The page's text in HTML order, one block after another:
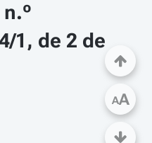
1, de 2 de
AA